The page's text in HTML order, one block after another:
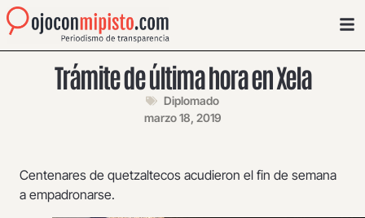
Trámite de última hora en Xela
Diplomado
marzo 18, 2019
Centenares de quetzaltecos acudieron el fin de semana
a empadronarse.